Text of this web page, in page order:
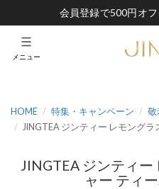
会員登録で500円オ
メニュー
HOME 特集・キャンペーン
敬
JINGTEA ジンティー レモング
JINGTEA ジンティ
ャー ティ